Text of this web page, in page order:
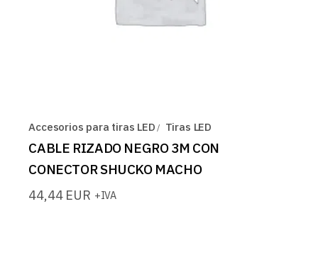
Accesorios para tiras LED Tiras LED
CABLE RIZADO NEGRO 3M CON
CONECTOR SHUCKO MACHO
44,44 EUR +IVA